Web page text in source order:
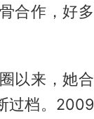
合作，好多
以来，她合
过档。2009